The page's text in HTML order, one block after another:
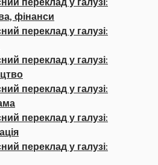
фінанси
переклад у галузі:
переклад у галузі:
переклад у галузі:
переклад у галузі:
переклад у галузі: